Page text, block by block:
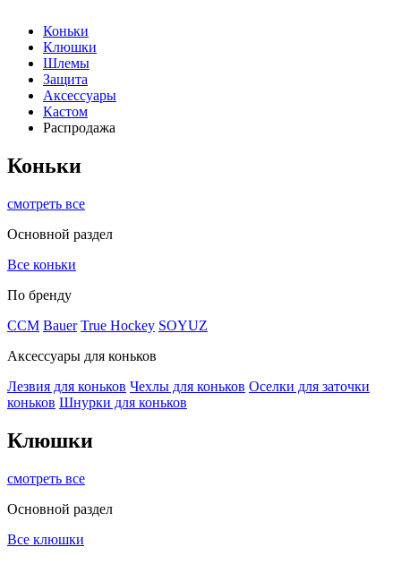
Коньки
Клюшки
Шлемы
Защита
Аксессуары
Кастом
Распродажа
Коньки
смотреть все
Основной раздел
Все коньки
По бренду
ССМ Bauer True Hockey SOYUZ
Аксессуары для коньков
Лезвия для коньков Чехлы для коньков Оселки для заточки
коньков Шнурки для коньков
Клюшки
смотреть все
Основной раздел
Все клюшки